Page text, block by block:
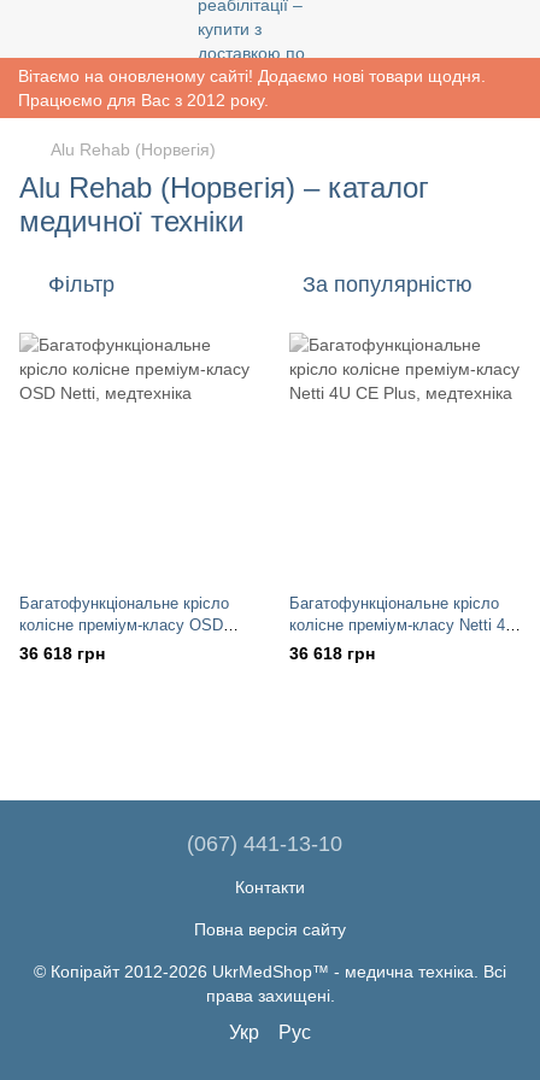
Вітаємо на оновленому сайті! Додаємо нові товари щодня.
Працюємо для Вас з 2012 року.
Alu Rehab (Норвегія)
Alu Rehab (Норвегія) – каталог
медичної техніки
Фільтр За популярністю
Багатофункціональне крісло
колісне преміум-класу OSD
Netti
36 618 грн
Багатофункціональне крісло
колісне преміум-класу Netti 4U
CE Plus
36 618 грн
(067) 441-13-10
Контакти
Повна версія сайту
© Копірайт 2012-2026 UkrMedShop™ - медична техніка. Всі
права захищені.
Укр Рус